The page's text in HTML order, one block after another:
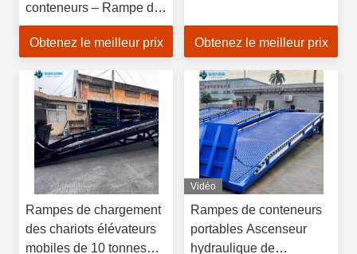
conteneurs – Rampe de
quai prête pour chariot
élévateur pour site
Obtenez le meilleur prix Obtenez le meilleur prix
Rampes de chargement
des chariots élévateurs
mobiles de 10 tonnes
Vidéo
Rampes de conteneurs
portables Ascenseur
hydraulique de